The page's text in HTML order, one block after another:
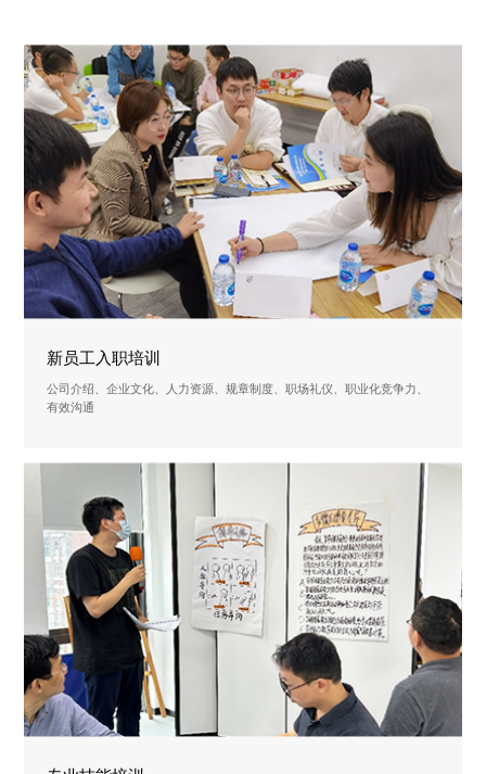
新员工入职培训
公司介绍、企业文化、人力资源、规章制度、职场礼仪、职业化竞争力、
有效沟通